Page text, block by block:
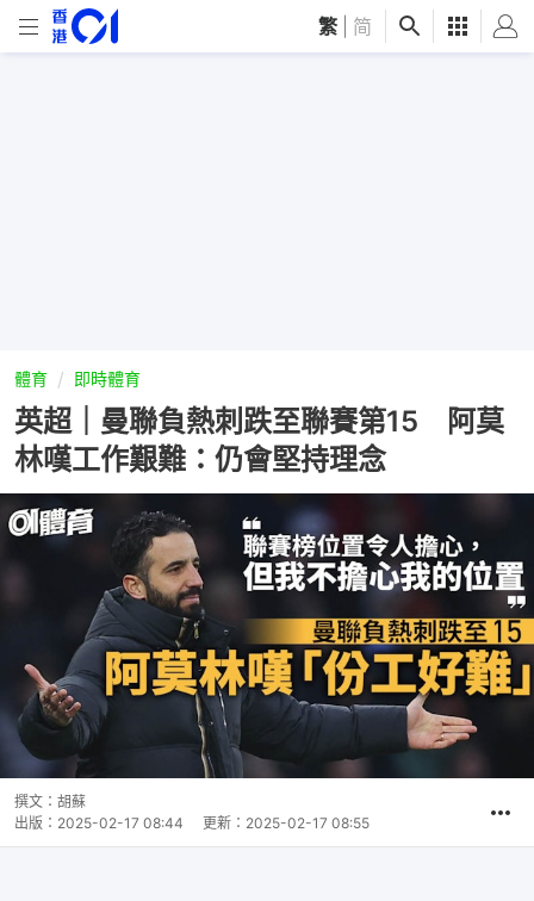
繁 简
體育 即時體育
英超｜曼聯負熱刺跌至聯賽第15 阿莫
林嘆工作艱難：仍會堅持理念
撰文： 胡蘇
出版： 2025-02-17 08:44 更新： 2025-02-17 08:55